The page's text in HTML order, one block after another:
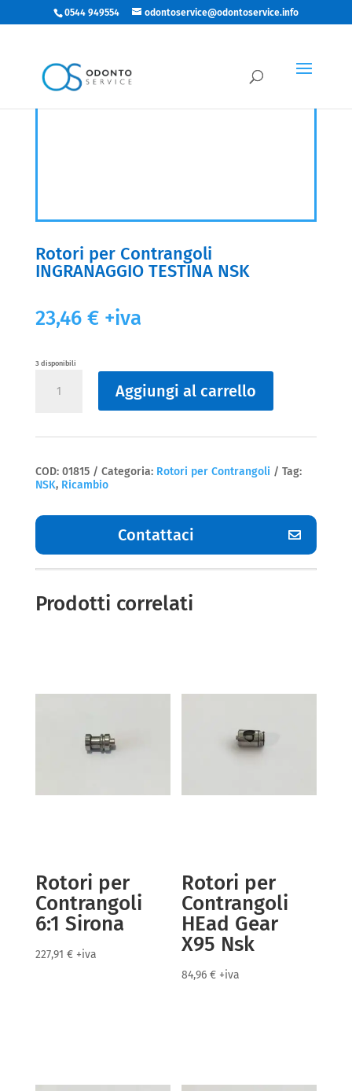
0544 949554 odontoservice@odontoservice.info
Rotori per Contrangoli
INGRANAGGIO TESTINA NSK
23,46 € +iva
3 disponibili
Aggiungi al carrello
COD: 01815 Categoria: Rotori per Contrangoli
Tag:
NSK, Ricambio
Contattaci
Prodotti correlati
Rotori per
Contrangoli
6:1 Sirona
227,91 € +iva
Rotori per
Contrangoli
HEad Gear
X95 Nsk
84,96€ +iva